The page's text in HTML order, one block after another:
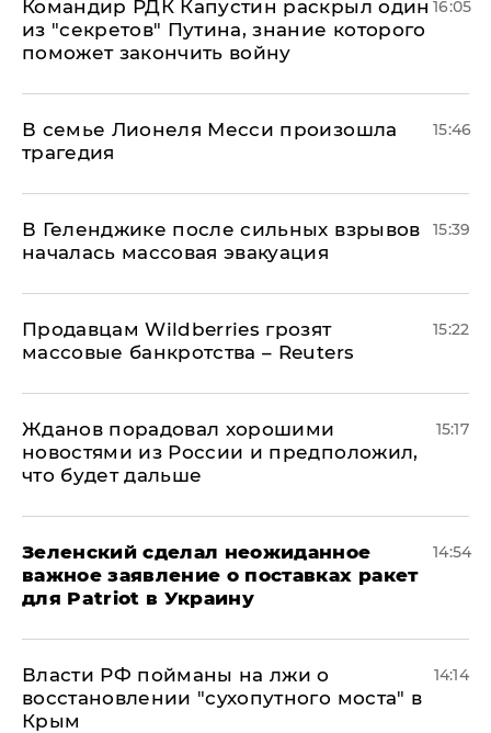
Командир РДК Капустин раскрыл один
из "секретов" Путина, знание которого
поможет закончить войну
16:05
В семье Лионеля Месси произошла
трагедия
15:46
В Геленджике после сильных взрывов
началась массовая эвакуация
15:39
Продавцам Wildberries грозят
массовые банкротства – Reuters
15:22
Жданов порадовал хорошими
новостями из России и предположил,
что будет дальше
15:17
Зеленский сделал неожиданное
важное заявление о поставках ракет
для Patriot в Украину
14:54
Власти РФ пойманы на лжи о
восстановлении "сухопутного моста" в
Крым
14:14